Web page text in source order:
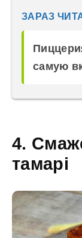
ЗАРАЗ
самую
4.
тамарі